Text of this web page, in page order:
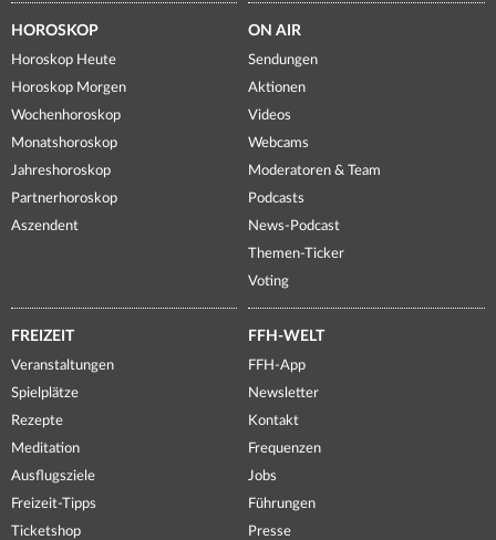
HOROSKOP
Horoskop Heute
Horoskop Morgen
Wochenhoroskop
Monatshoroskop
Jahreshoroskop
Partnerhoroskop
Aszendent
ON AIR
Sendungen
Aktionen
Videos
Webcams
Moderatoren & Team
Podcasts
News-Podcast
Themen-Ticker
Voting
FREIZEIT
Veranstaltungen
Spielplätze
Rezepte
Meditation
Ausflugsziele
Freizeit-Tipps
Ticketshop
FFH-WELT
FFH-App
Newsletter
Kontakt
Frequenzen
Jobs
Führungen
Presse